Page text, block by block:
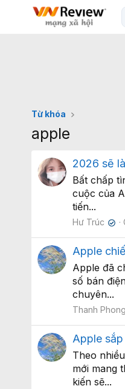
Từ khóa
apple
2026 sẽ
Bất chấp
cuộc của
tiến...
Hư Trúc ✔
Apple
Apple đã
số bán
chuyên...
Thanh Phong
Apple
Theo
mới mang
kiến sẽ...